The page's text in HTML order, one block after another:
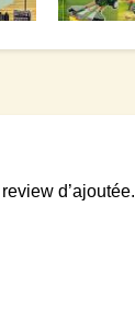
review d’ajoutée.